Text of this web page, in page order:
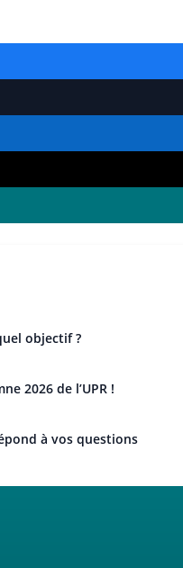
objectif ?
2026 de l’UPR !
à vos questions